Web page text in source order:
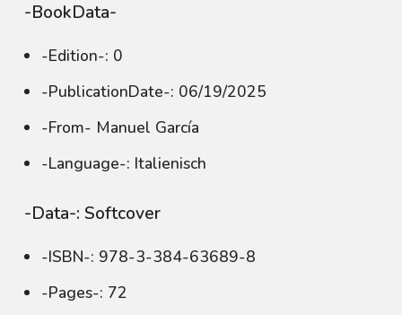
-BookData-
-Edition-: 0
-PublicationDate-: 06/19/2025
-From- Manuel García
-Language-: Italienisch
-Data-: Softcover
-ISBN-: 978-3-384-63689-8
-Pages-: 72